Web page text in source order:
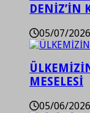
DENİZ’İN
05/07/2026
MESELESİ
05/06/2026